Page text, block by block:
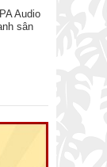
Audio
sân